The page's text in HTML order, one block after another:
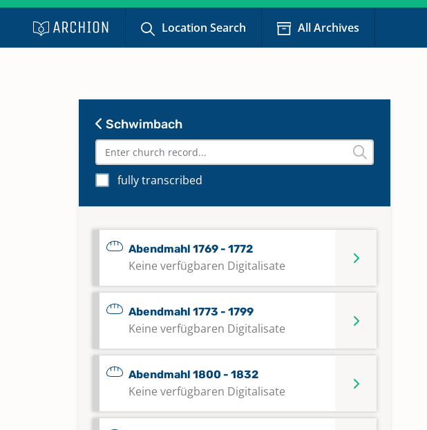
Location Search All Archives
Schwimbach
fully transcribed
Abendmahl 1769 - 1772
Keine verfügbaren Digitalisate
Abendmahl 1773 - 1799
Keine verfügbaren Digitalisate
Abendmahl 1800 - 1832
Keine verfügbaren Digitalisate